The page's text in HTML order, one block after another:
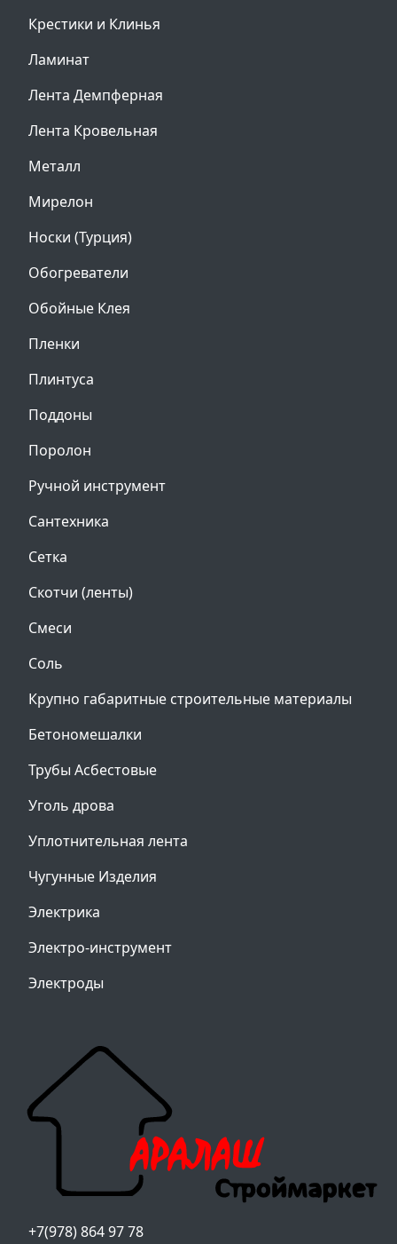
Крестики и Клинья
Ламинат
Лента Демпферная
Лента Кровельная
Металл
Мирелон
Носки (Турция)
Обогреватели
Обойные Клея
Пленки
Плинтуса
Поддоны
Поролон
Ручной инструмент
Сантехника
Сетка
Скотчи (ленты)
Смеси
Соль
Крупно габаритные строительные материалы
Бетономешалки
Трубы Асбестовые
Уголь дрова
Уплотнительная лента
Чугунные Изделия
Электрика
Электро-инструмент
Электроды
+7(978) 864 97 78